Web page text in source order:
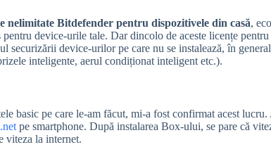
nelimitate Bitdefender pentru dispozitivele din casă,
device-urile tale. Dar dincolo de aceste licențe pentru
securizării device-urilor pe care nu se instalează, în
inteligente, aerul condiționat inteligent etc.).
basic pe care le-am făcut, mi-a fost confirmat acest
pe smartphone. După instalarea Box-ului, se pare că
viteza la internet.